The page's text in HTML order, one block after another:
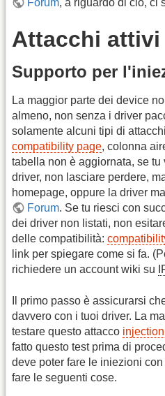
Attacchi attivi
Supporto per
La maggior parte dei device
almeno, non senza i driver
solamente alcuni tipi di
compatibility page, colonna
tabella non è aggiornata, se tu
driver, non lasciare perdere,
homepage, oppure la driver
Forum. Se tu riesci con
dei driver non listati, non
delle compatibilità:
link per spiegare come si fa.
richiedere un account wiki su
Il primo passo è assicurarsi
davvero con i tuoi driver. La
testare questo attacco
fatto questo test prima di
deve poter fare le iniezioni
fare le seguenti cose.